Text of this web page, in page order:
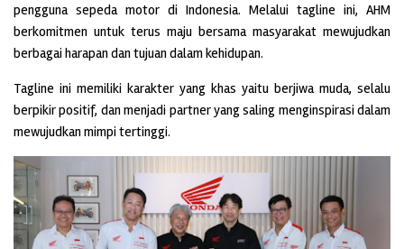
pengguna sepeda motor di Indonesia. Melalui tagline ini, AHM
berkomitmen untuk terus maju bersama masyarakat mewujudkan
berbagai harapan dan tujuan dalam kehidupan.
Tagline ini memiliki karakter yang khas yaitu berjiwa muda, selalu
berpikir positif, dan menjadi partner yang saling menginspirasi dalam
mewujudkan mimpi tertinggi.